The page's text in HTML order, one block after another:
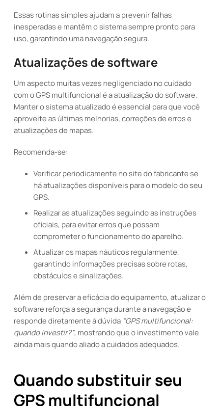
Essas rotinas simples ajudam a prevenir falhas
inesperadas e mantêm o sistema sempre pronto para
uso, garantindo uma navegação segura.
Atualizações de software
Um aspecto muitas vezes negligenciado no cuidado
com o GPS multifuncional é a atualização do software.
Manter o sistema atualizado é essencial para que você
aproveite as últimas melhorias, correções de erros e
atualizações de mapas.
Recomenda-se:
Verificar periodicamente no site do fabricante se
há atualizações disponíveis para o modelo do seu
GPS.
Realizar as atualizações seguindo as instruções
oficiais, para evitar erros que possam
comprometer o funcionamento do aparelho.
Atualizar os mapas náuticos regularmente,
garantindo informações precisas sobre rotas,
obstáculos e sinalizações.
Além de preservar a eficácia do equipamento, atualizar o
software reforça a segurança durante a navegação e
responde diretamente à dúvida “GPS multifuncional:
quando investir?”, mostrando que o investimento vale
ainda mais quando aliado a cuidados adequados.
Quando substituir seu
GPS multifuncional